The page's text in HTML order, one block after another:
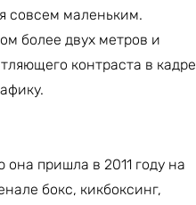
совсем маленьким.
более двух метров и
контраста в кадре
пришла в 2011 году на
бокс, кикбоксинг,